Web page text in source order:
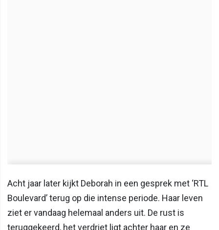
Acht jaar later kijkt Deborah in een gesprek met ‘RTL
Boulevard’ terug op die intense periode. Haar leven
ziet er vandaag helemaal anders uit. De rust is
teruggekeerd, het verdriet ligt achter haar en ze